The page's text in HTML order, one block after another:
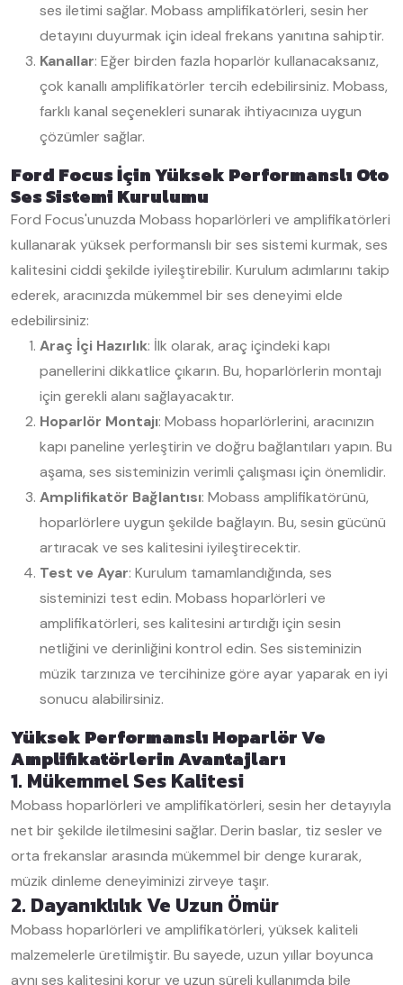
ses iletimi sağlar. Mobass amplifikatörleri, sesin her
detayını duyurmak için ideal frekans yanıtına sahiptir.
Kanallar: Eğer birden fazla hoparlör kullanacaksanız,
çok kanallı amplifikatörler tercih edebilirsiniz. Mobass,
farklı kanal seçenekleri sunarak ihtiyacınıza uygun
çözümler sağlar.
Ford Focus İçin Yüksek Performanslı Oto
Ses Sistemi Kurulumu
Ford Focus'unuzda Mobass hoparlörleri ve amplifikatörleri
kullanarak yüksek performanslı bir ses sistemi kurmak, ses
kalitesini ciddi şekilde iyileştirebilir. Kurulum adımlarını takip
ederek, aracınızda mükemmel bir ses deneyimi elde
edebilirsiniz:
Araç İçi Hazırlık: İlk olarak, araç içindeki kapı
panellerini dikkatlice çıkarın. Bu, hoparlörlerin montajı
için gerekli alanı sağlayacaktır.
Hoparlör Montajı: Mobass hoparlörlerini, aracınızın
kapı paneline yerleştirin ve doğru bağlantıları yapın. Bu
aşama, ses sisteminizin verimli çalışması için önemlidir.
Amplifikatör Bağlantısı: Mobass amplifikatörünü,
hoparlörlere uygun şekilde bağlayın. Bu, sesin gücünü
artıracak ve ses kalitesini iyileştirecektir.
Test ve Ayar: Kurulum tamamlandığında, ses
sisteminizi test edin. Mobass hoparlörleri ve
amplifikatörleri, ses kalitesini artırdığı için sesin
netliğini ve derinliğini kontrol edin. Ses sisteminizin
müzik tarzınıza ve tercihinize göre ayar yaparak en iyi
sonucu alabilirsiniz.
Yüksek Performanslı Hoparlör Ve
Amplifikatörlerin Avantajları
1. Mükemmel Ses Kalitesi
Mobass hoparlörleri ve amplifikatörleri, sesin her detayıyla
net bir şekilde iletilmesini sağlar. Derin baslar, tiz sesler ve
orta frekanslar arasında mükemmel bir denge kurarak,
müzik dinleme deneyiminizi zirveye taşır.
2. Dayanıklılık Ve Uzun Ömür
Mobass hoparlörleri ve amplifikatörleri, yüksek kaliteli
malzemelerle üretilmiştir. Bu sayede, uzun yıllar boyunca
aynı ses kalitesini korur ve uzun süreli kullanımda bile